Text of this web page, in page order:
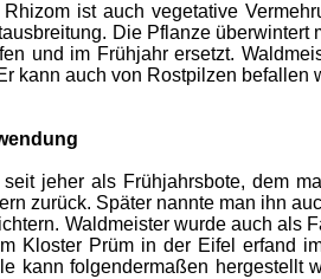
ist auch vegetative
Die Pflanze
und im Frühjahr ersetzt.
kann auch von Rostpilzen befallen
seit jeher als Frühjahrsbote, dem
zurück. Später nannte man ihn
Waldmeister wurde auch als
Kloster Prüm in der Eifel erfand
kann folgendermaßen hergestellt